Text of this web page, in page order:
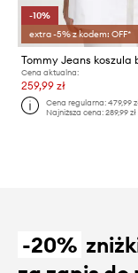
-10%
extra -5% z kodem: OFF*
Tommy Jeans koszula
Cena aktualna:
259,99 zł
Cena regularna:479,99
Najniższa cena:289,99 zł
-20%